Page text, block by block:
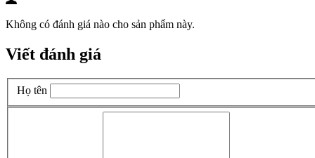
Không có đánh giá nào cho sản phẩm này.
Viết đánh giá
Họ tên